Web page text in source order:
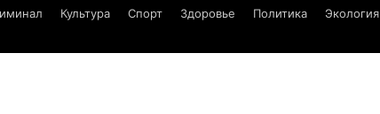
Культура Спорт Здоровье Политика Экология